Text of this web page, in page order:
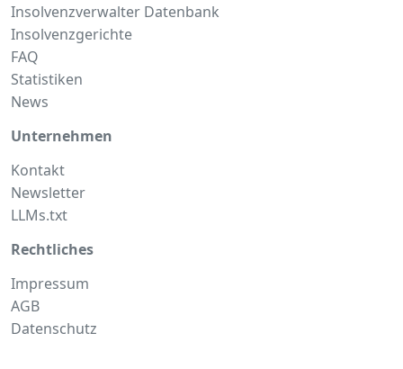
Insolvenzverwalter Datenbank
Insolvenzgerichte
FAQ
Statistiken
News
Unternehmen
Kontakt
Newsletter
LLMs.txt
Rechtliches
Impressum
AGB
Datenschutz